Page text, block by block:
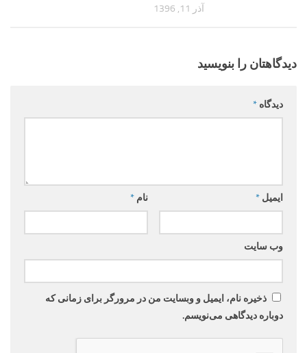
آذر 11, 1396
دیدگاهتان را بنویسید
دیدگاه *
نام * ایمیل *
وب‌ سایت
ذخیره نام، ایمیل و وبسایت من در مرورگر برای زمانی که
دوباره دیدگاهی می‌نویسم.